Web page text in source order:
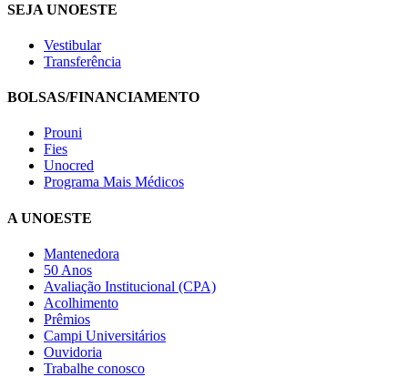
SEJA UNOESTE
Vestibular
Transferência
BOLSAS/FINANCIAMENTO
Prouni
Fies
Unocred
Programa Mais Médicos
A UNOESTE
Mantenedora
50 Anos
Avaliação Institucional (CPA)
Acolhimento
Prêmios
Campi Universitários
Ouvidoria
Trabalhe conosco